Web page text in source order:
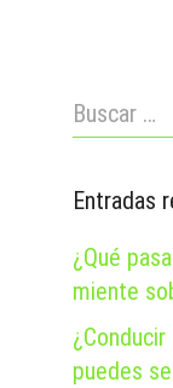
Buscar:
Entradas
¿Qué
miente
puedes